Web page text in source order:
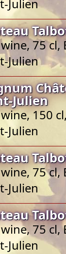
Julien
75
Julien
Julien
150
Julien
75
Julien
75
Julien